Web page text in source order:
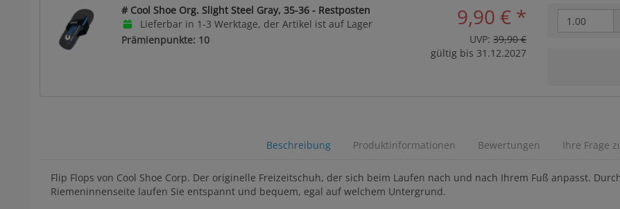
# Cool Shoe Org. Slight Steel Gray, 35-36 - Restposten
Lieferbar in 1-3 Werktage, der Artikel ist auf Lager
Prämienpunkte: 10
9,90 € *
UVP:39,90 €
gültig bis 31.12.2027
Beschreibung Produktinformationen Bewertungen Ihre Frage
Flip Flops von Cool Shoe Corp. Der originelle Freizeitschuh, der sich beim Laufen nach und nach Ihrem Fuß anpasst.
Riemeninnenseite laufen Sie entspannt und bequem, egal auf welchem Untergrund.